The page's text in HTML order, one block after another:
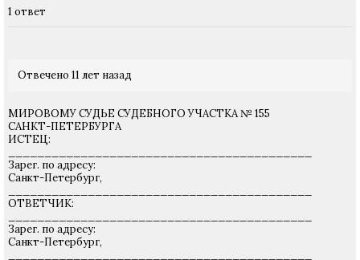
1 ответ
Отвечено 11 лет назад
МИРОВОМУ СУДЬЕ СУДЕБНОГО УЧАСТКА № 155
САНКТ-ПЕТЕРБУРГА
ИСТЕЦ:
Зарег. по адресу:
Санкт-Петербург,
ОТВЕТЧИК:
Зарег. по адресу:
Санкт-Петербург,